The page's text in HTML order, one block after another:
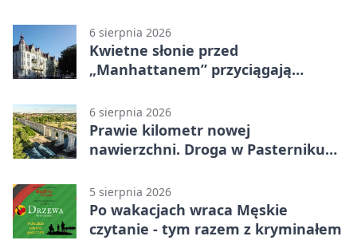
6 sierpnia 2026
Kwietne słonie przed
„Manhattanem” przyciągają
6 sierpnia 2026
Prawie kilometr nowej
nawierzchni. Droga w Pasterniku
5 sierpnia 2026
Po wakacjach wraca Męskie
czytanie - tym razem z kryminałem